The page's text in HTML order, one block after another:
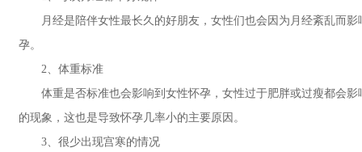
月经是陪伴女性最长久的好朋友，女性们也会因为月经紊乱而影
孕。
2、体重标准
体重是否标准也会影响到女性怀孕，女性过于肥胖或过瘦都会影
的现象，这也是导致怀孕几率小的主要原因。
3、很少出现宫寒的情况